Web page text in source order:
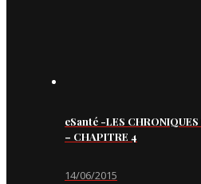
eSanté -LES
– CHAPITRE 4
14/06/2015